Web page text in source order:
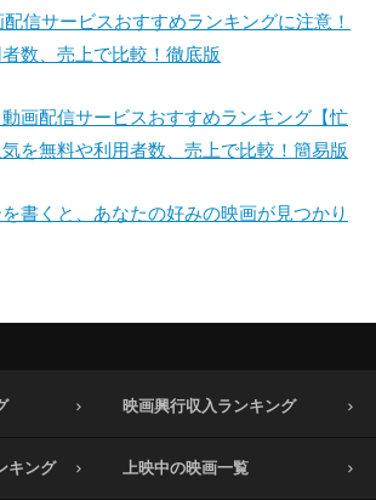
配信サービスおすすめランキングに注意！
数、売上で比較！徹底版
画配信サービスおすすめランキング【忙
を無料や利用者数、売上で比較！簡易版
書くと、あなたの好みの映画が見つかり
映画興行収入ランキング
キング 上映中の映画一覧